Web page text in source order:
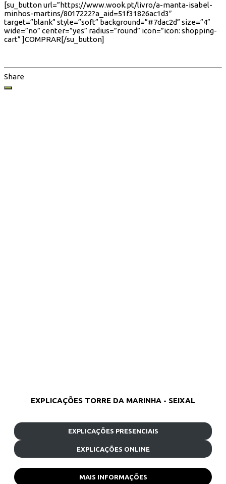
[su_button url=”https://www.wook.pt/livro/a-manta-isabel-
minhos-martins/8017222?a_aid=51f31826ac1d3″
target=”blank” style=”soft” background=”#7dac2d” size=”4″
wide=”no” center=”yes” radius=”round” icon=”icon: shopping-
cart” ]COMPRAR[/su_button]
Share
EXPLICAÇÕES TORRE DA MARINHA - SEIXAL
EXPLICAÇÕES PRESENCIAIS
EXPLICAÇÕES ONLINE
MAIS INFORMAÇÕES